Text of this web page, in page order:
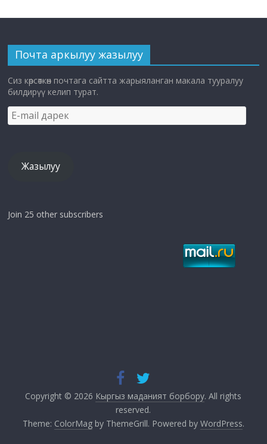
Почта аркылуу жазылуу
Сиз көрсөткөн почтага сайтта жарыяланган макала тууралуу
билдирүү келип турат.
E-
mail
Жазылуу
Join 25 other subscribers
Copyright © 2026 Кыргыз маданият борбору. All rights
reserved.
Theme: ColorMagby ThemeGrill. Powered by WordPress.